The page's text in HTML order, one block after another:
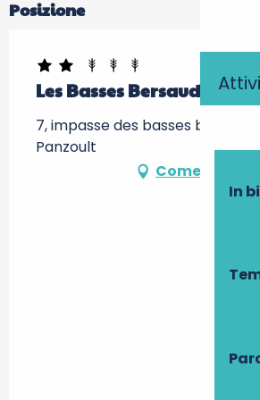
In
Posizione
Les Basses Bersaudières
7, impasse des basses bersaudi,
Panzoult
Come arrivare